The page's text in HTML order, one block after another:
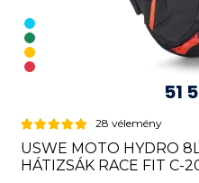
51
28 vélemény
USWE MOTO HYDRO
HÁTIZSÁK RACE FIT C-